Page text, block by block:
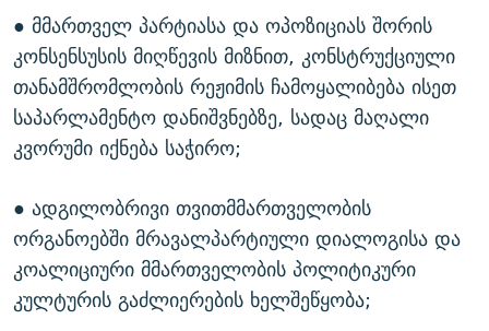
● მმართველ პარტიასა და ოპოზიციას შორის
კონსენსუსის მიღწევის მიზნით, კონსტრუქციული
თანამშრომლობის რეჟიმის ჩამოყალიბება ისეთ
საპარლამენტო დანიშვნებზე, სადაც მაღალი
კვორუმი იქნება საჭირო;
● ადგილობრივი თვითმმართველობის
ორგანოებში მრავალპარტიული დიალოგისა და
კოალიციური მმართველობის პოლიტიკური
კულტურის გაძლიერების ხელშეწყობა;